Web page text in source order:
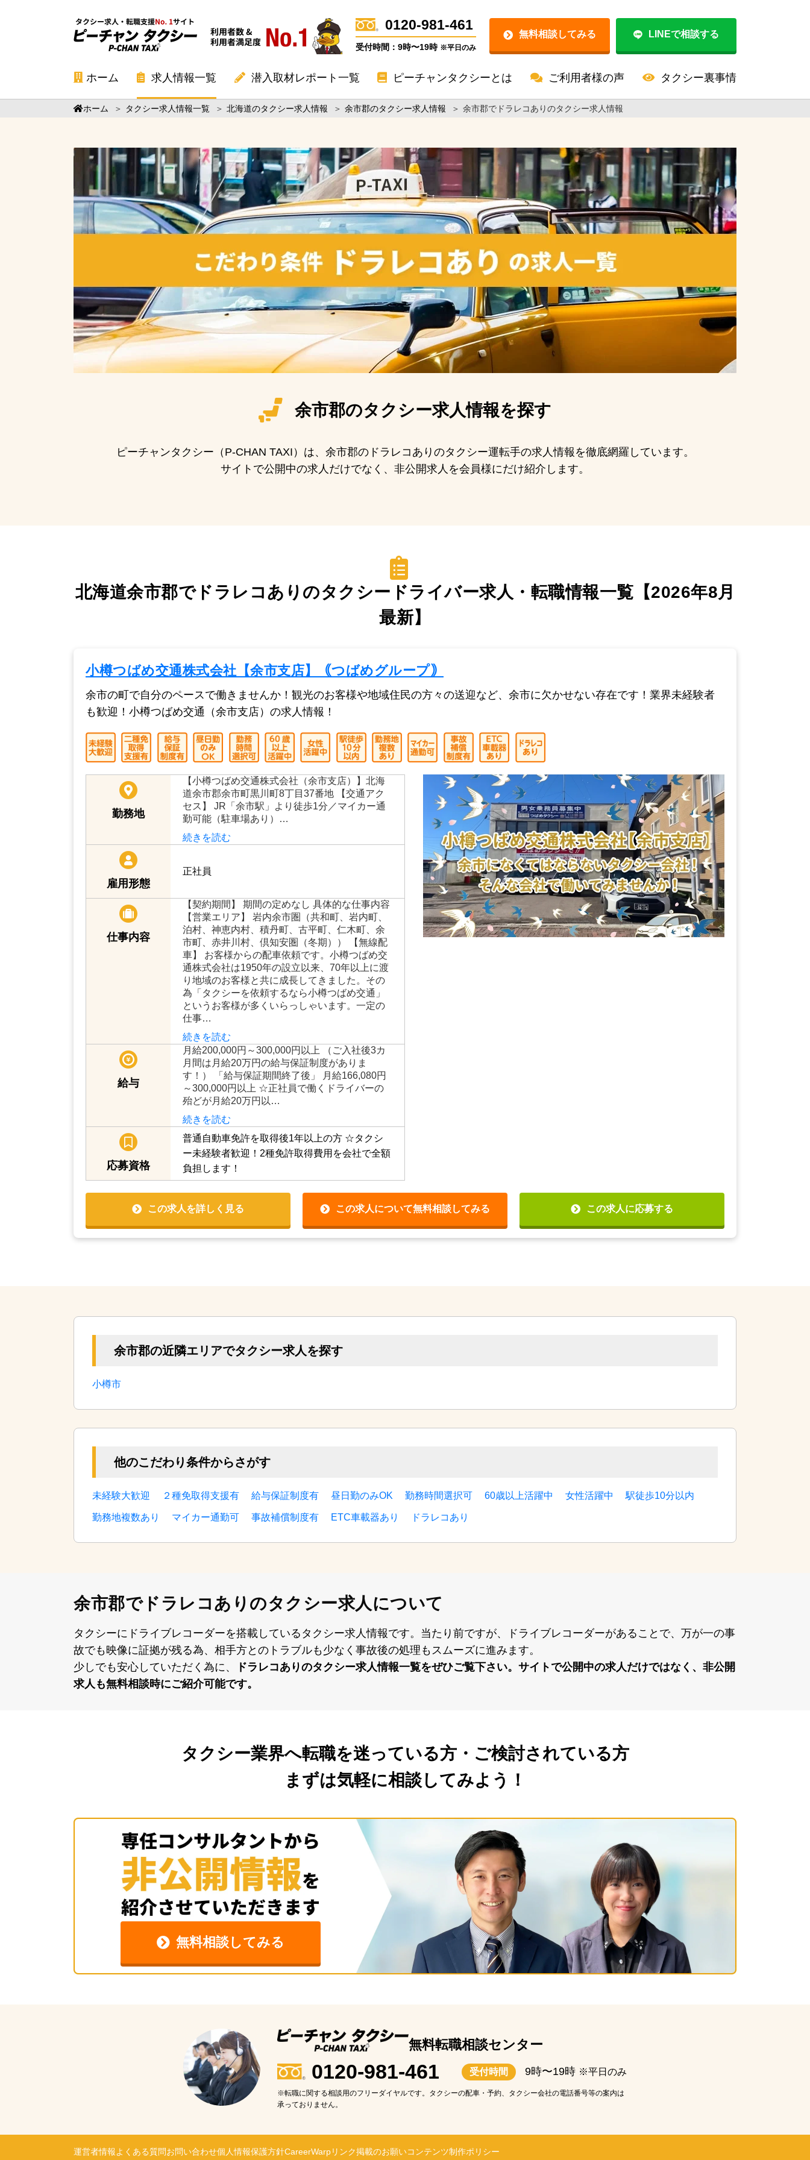
0120-981-461
受付時間：9時〜19時 ※平日のみ
無料相談してみる LINEで相談する
ホーム 求人情報一覧 潜入取材レポート一覧 ピーチャンタクシーとは ご利用者様の声 タクシー裏事情
ホーム ＞ タクシー求人情報一覧 ＞ 北海道のタクシー求人情報 ＞ 余市郡のタクシー求人情報 ＞ 余市郡でドラレコありのタクシー求人情報
余市郡のタクシー求人情報を探す
ピーチャンタクシー（P-CHAN TAXI）は、余市郡のドラレコありのタクシー運転手の求人情報を徹底網羅しています。
サイトで公開中の求人だけでなく、非公開求人を会員様にだけ紹介します。
北海道余市郡でドラレコありのタクシードライバー求人・転職情報一覧【2026年8月
最新】
小樽つばめ交通株式会社【余市支店】｟つばめグループ｠
余市の町で自分のペースで働きませんか！観光のお客様や地域住民の方々の送迎など、余市に欠かせない存在です！業界未経験者
も歓迎！小樽つばめ交通（余市支店）の求人情報！
勤務地
【小樽つばめ交通株式会社（余市支店）】北海
道余市郡余市町黒川町8丁目37番地 【交通アク
セス】 JR「余市駅」より徒歩1分／マイカー通
勤可能（駐車場あり）…
続きを読む
雇用形態
正社員
仕事内容
【契約期間】 期間の定めなし 具体的な仕事内容
【営業エリア】 岩内余市圏（共和町、岩内町、
泊村、神恵内村、積丹町、古平町、仁木町、余
市町、赤井川村、倶知安圏（冬期）） 【無線配
車】 お客様からの配車依頼です。小樽つばめ交
通株式会社は1950年の設立以来、70年以上に渡
り地域のお客様と共に成長してきました。その
為「タクシーを依頼するなら小樽つばめ交通」
というお客様が多くいらっしゃいます。一定の
仕事…
続きを読む
給与
月給200,000円～300,000円以上 （ご入社後3カ
月間は月給20万円の給与保証制度がありま
す！） 「給与保証期間終了後」 月給166,080円
～300,000円以上 ☆正社員で働くドライバーの
殆どが月給20万円以…
続きを読む
応募資格
普通自動車免許を取得後1年以上の方 ☆タクシ
ー未経験者歓迎！2種免許取得費用を会社で全額
負担します！
この求人を詳しく見る この求人について無料相談してみる この求人に応募する
余市郡の近隣エリアでタクシー求人を探す
小樽市
他のこだわり条件からさがす
未経験大歓迎 ２種免取得支援有 給与保証制度有 昼日勤のみOK 勤務時間選択可 60歳以上活躍中 女性活躍中 駅徒歩10分以内
勤務地複数あり マイカー通勤可 事故補償制度有 ETC車載器あり ドラレコあり
余市郡でドラレコありのタクシー求人について
タクシーにドライブレコーダーを搭載しているタクシー求⼈情報です。当たり前ですが、ドライブレコーダーがあることで、万が⼀の事
故でも映像に証拠が残る為、相⼿⽅とのトラブルも少なく事故後の処理もスムーズに進みます。
少しでも安⼼していただく為に、
ドラレコありのタクシー求⼈情報⼀覧をぜひご覧下さい。サイトで公開中の求⼈だけではなく、⾮公開
求⼈も無料相談時にご紹介可能です。
タクシー業界へ転職を迷っている方・ご検討されている方
まずは気軽に相談してみよう！
無料相談してみる
無料転職相談センター
0120-981-461 受付時間 9時〜19時 ※平日のみ
※転職に関する相談用のフリーダイヤルです。タクシーの配車・予約、タクシー会社の電話番号等の案内は
承っておりません。
運営者情報よくある質問お問い合わせ個人情報保護方針CareerWarpリンク掲載のお願いコンテンツ制作ポリシー